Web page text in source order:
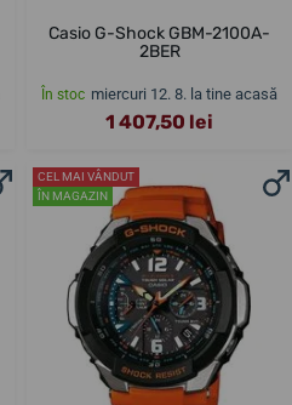
Casio G-Shock GBM-2100A-
2BER
În stoc miercuri 12. 8. la tine acasă
1 407,50 lei
CEL MAI VÂNDUT
ÎN MAGAZIN